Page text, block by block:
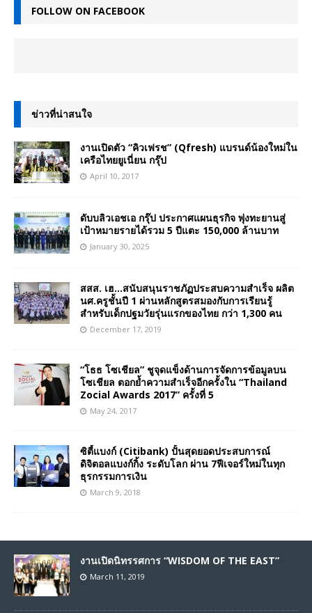
FOLLOW ON FACEBOOK
ข่าวที่น่าสนใจ
งานเปิดตัว “คิวเฟรช” (Qfresh) แบรนด์น้องใหม่ใน
เครือไทยยูเนี่ยน กรุ๊ป
April 10, 2017
ดับบลิวเอชเอ กรุ๊ป ประกาศแผนธุรกิจ พุ่งทะยานสู่
เป้าหมายรายได้รวม 5 ปีแตะ 150,000 ล้านบาท
January 30, 2025
สสส. เฮ…สนับสนุนราชภัฏประสบความสำเร็จ ผลิต
นศ.ครูชั้นปี 1 ผ่านหลักสูตรสมองกับการเรียนรู้
สำหรับเด็กปฐมวัยรุ่นแรกของไทย กว่า 1,300 คน
December 17, 2019
“โธธ โซเชียล” ชูจุดแข็งด้านการจัดการข้อมูลบน
โซเชียล ตอกย้ำความสำเร็จอีกครั้งใน “Thailand
Zocial Awards 2017” ครั้งที่ 5
May 24, 2017
ซิตี้แบงก์ (Citibank) ปั้นสุดยอดประสบการณ์
ดิจิตอลแบงก์กิ้ง ระดับโลก ผ่าน 7ฟีเจอร์ใหม่ในทุก
ธุรกรรมการเงิน
March 9, 2018
งานเปิดนิทรรศการ “WISDOM OF THE EAST”
March 11, 2019